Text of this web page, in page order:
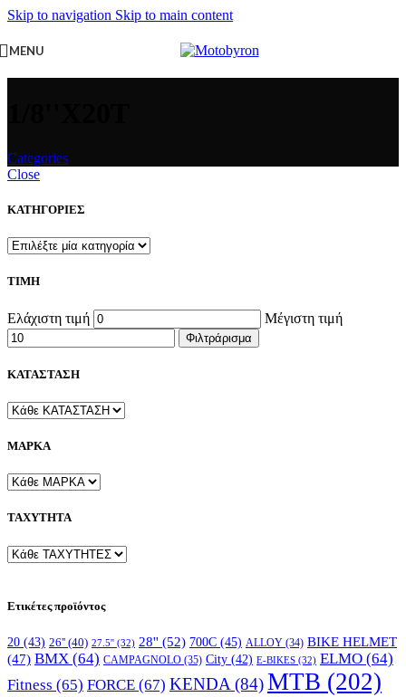
Skip to navigation Skip to main content
MENU
Categories
Close
ΚΑΤΗΓΟΡΙΕΣ
ΤΙΜΗ
Ελάχιστη τιμή Μέγιστη τιμή
Φιλτράρισμα
ΚΑΤΑΣΤΑΣΗ
ΜΑΡΚΑ
ΤΑΧΥΤΗΤΑ
Ετικέτες προϊόντος
20 (43) 26'' (40) 27.5'' (32) 28'' (52) 700C (45) ALLOY (34) BIKE HELMET
(47) BMX (64) CAMPAGNOLO (35) City (42) E-BIKES (32) ELMO (64)
Fitness (65) FORCE (67) KENDA (84)MTB (202)